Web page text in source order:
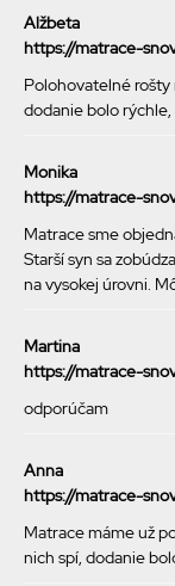
Alžbeta
https://matrace-
Polohovatelné rošty
dodanie bolo
Monika
https://matrace-
Matrace sme
Starší syn sa
na vysokej úrovni.
Martina
https://matrace-
odporúčam
Anna
https://matrace-
Matrace máme už
nich spí, dodanie